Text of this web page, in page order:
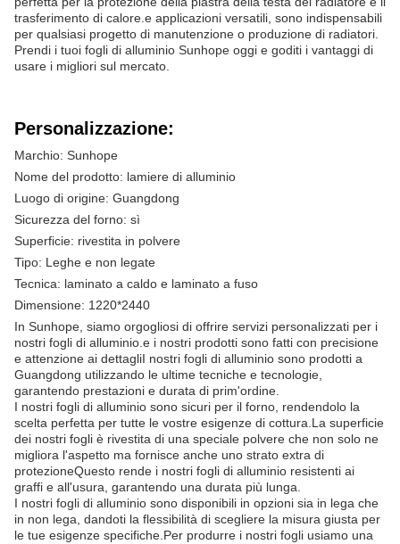
trasferimento di calore.e applicazioni versatili, sono indispensabili
per qualsiasi progetto di manutenzione o produzione di radiatori.
Prendi i tuoi fogli di alluminio Sunhope oggi e goditi i vantaggi di
usare i migliori sul mercato.
Personalizzazione:
Marchio: Sunhope
Nome del prodotto: lamiere di alluminio
Luogo di origine: Guangdong
Sicurezza del forno: sì
Superficie: rivestita in polvere
Tipo: Leghe e non legate
Tecnica: laminato a caldo e laminato a fuso
Dimensione: 1220*2440
In Sunhope, siamo orgogliosi di offrire servizi personalizzati per i
nostri fogli di alluminio.e i nostri prodotti sono fatti con precisione
e attenzione ai dettagliI nostri fogli di alluminio sono prodotti a
Guangdong utilizzando le ultime tecniche e tecnologie,
garantendo prestazioni e durata di prim'ordine.
I nostri fogli di alluminio sono sicuri per il forno, rendendolo la
scelta perfetta per tutte le vostre esigenze di cottura.La superficie
dei nostri fogli è rivestita di una speciale polvere che non solo ne
migliora l'aspetto ma fornisce anche uno strato extra di
protezioneQuesto rende i nostri fogli di alluminio resistenti ai
graffi e all'usura, garantendo una durata più lunga.
I nostri fogli di alluminio sono disponibili in opzioni sia in lega che
in non lega, dandoti la flessibilità di scegliere la misura giusta per
le tue esigenze specifiche.Per produrre i nostri fogli usiamo una